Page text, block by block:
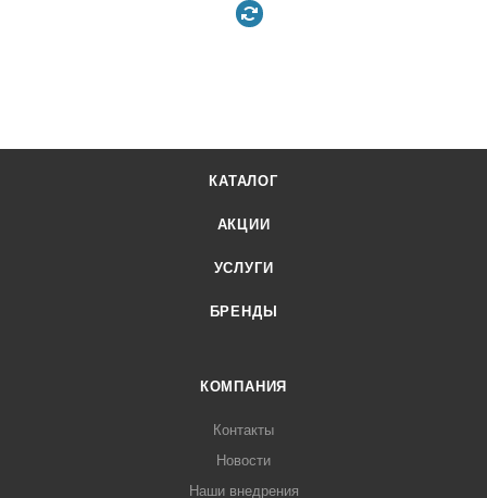
КАТАЛОГ
АКЦИИ
УСЛУГИ
БРЕНДЫ
КОМПАНИЯ
Контакты
Новости
Наши внедрения